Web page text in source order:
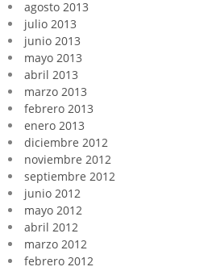
agosto 2013
julio 2013
junio 2013
mayo 2013
abril 2013
marzo 2013
febrero 2013
enero 2013
diciembre 2012
noviembre 2012
septiembre 2012
junio 2012
mayo 2012
abril 2012
marzo 2012
febrero 2012